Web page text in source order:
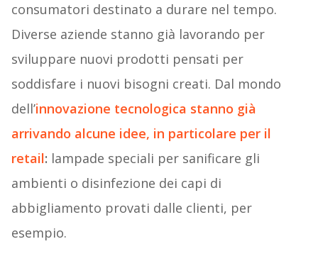
consumatori destinato a durare nel tempo.
Diverse aziende stanno già lavorando per
sviluppare nuovi prodotti pensati per
soddisfare i nuovi bisogni creati. Dal mondo
dell’innovazione tecnologica stanno già
arrivando alcune idee, in particolare per il
retail: lampade speciali per sanificare gli
ambienti o disinfezione dei capi di
abbigliamento provati dalle clienti, per
esempio.